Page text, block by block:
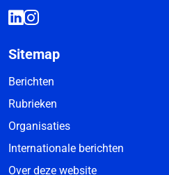
Sitemap
Berichten
Rubrieken
Organisaties
Internationale berichten
Over deze website